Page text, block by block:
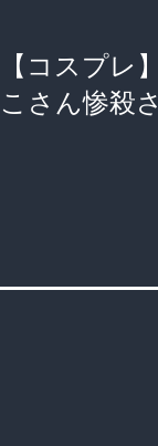
【コスプ
こさん惨殺